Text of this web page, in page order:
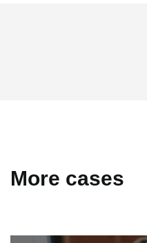
More cases